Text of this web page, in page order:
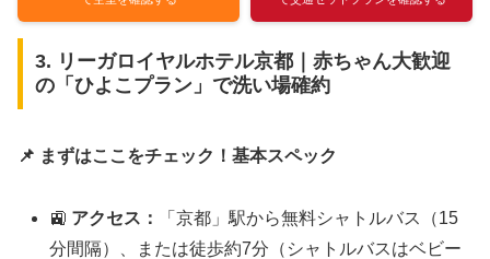
3. リーガロイヤルホテル京都｜赤ちゃん大歓迎
の「ひよこプラン」で洗い場確約
📌 まずはここをチェック！基本スペック
🚉 アクセス：
「京都」駅から無料シャトルバス（15
分間隔）、または徒歩約7分（シャトルバスはベビー